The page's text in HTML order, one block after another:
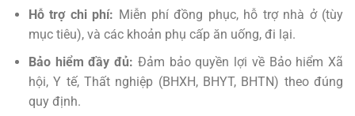
Hỗ trợ chi phí: Miễn phí đồng phục, hỗ trợ nhà ở (tùy
mục tiêu), và các khoản phụ cấp ăn uống, đi lại.
Bảo hiểm đầy đủ: Đảm bảo quyền lợi về Bảo hiểm Xã
hội, Y tế, Thất nghiệp (BHXH, BHYT, BHTN) theo đúng
quy định.